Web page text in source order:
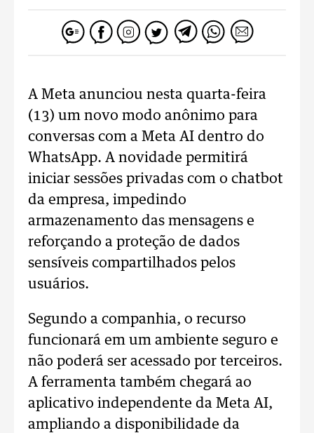
A Meta anunciou nesta quarta-feira
(13) um novo modo anônimo para
conversas com a Meta AI dentro do
WhatsApp. A novidade permitirá
iniciar sessões privadas com o chatbot
da empresa, impedindo
armazenamento das mensagens e
reforçando a proteção de dados
sensíveis compartilhados pelos
usuários.
Segundo a companhia, o recurso
funcionará em um ambiente seguro e
não poderá ser acessado por terceiros.
A ferramenta também chegará ao
aplicativo independente da Meta AI,
ampliando a disponibilidade da